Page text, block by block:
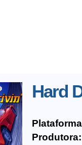
Hard
Produtora: